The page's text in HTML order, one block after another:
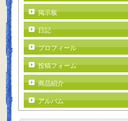
掲示板
日記
プロフィール
投稿フォーム
商品紹介
アルバム